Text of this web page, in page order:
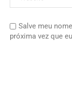
Salve meu
próxima vez que